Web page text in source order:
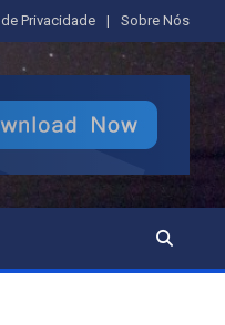
Privacidade Sobre Nós